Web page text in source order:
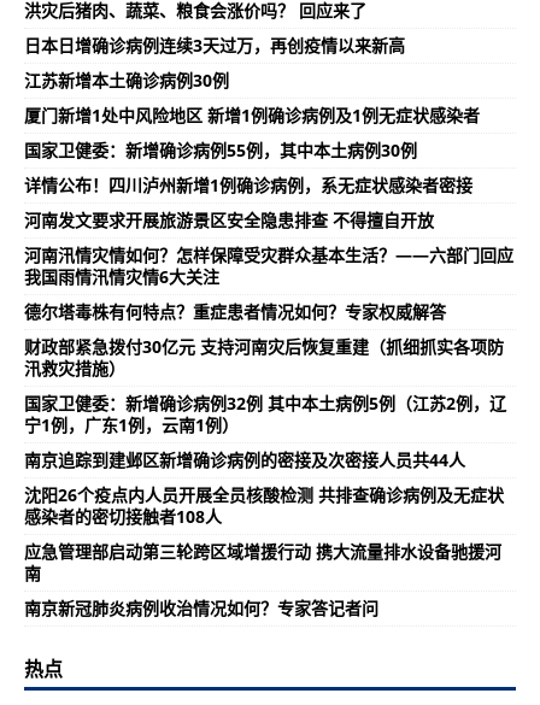
洪灾后猪肉、蔬菜、粮食会涨价吗？ 回应来了
日本日增确诊病例连续3天过万，再创疫情以来新高
江苏新增本土确诊病例30例
厦门新增1处中风险地区 新增1例确诊病例及1例无症状感染者
国家卫健委：新增确诊病例55例，其中本土病例30例
详情公布！四川泸州新增1例确诊病例，系无症状感染者密接
河南发文要求开展旅游景区安全隐患排查 不得擅自开放
河南汛情灾情如何？怎样保障受灾群众基本生活？——六部门回应
我国雨情汛情灾情6大关注
德尔塔毒株有何特点？重症患者情况如何？专家权威解答
财政部紧急拨付30亿元 支持河南灾后恢复重建（抓细抓实各项防
汛救灾措施）
国家卫健委：新增确诊病例32例 其中本土病例5例（江苏2例，辽
宁1例，广东1例，云南1例）
南京追踪到建邺区新增确诊病例的密接及次密接人员共44人
沈阳26个疫点内人员开展全员核酸检测 共排查确诊病例及无症状
感染者的密切接触者108人
应急管理部启动第三轮跨区域增援行动 携大流量排水设备驰援河
南
南京新冠肺炎病例收治情况如何？专家答记者问
热点